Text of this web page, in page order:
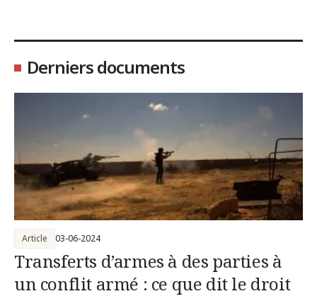
Derniers documents
Transferts d’armes à des parties à
un conflit armé : ce que dit le droit
Article 03-06-2024